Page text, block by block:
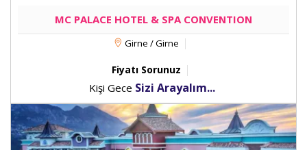
MC PALACE HOTEL & SPA CONVENTION
Girne / Girne
Fiyatı Sorunuz
Kişi Gece Sizi Arayalım...